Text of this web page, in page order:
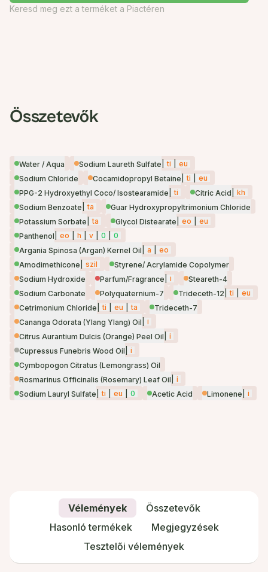
Keresd meg ezt a terméket a Piactéren
Összetevők
Water / Aqua Sodium Laureth Sulfate ti
eu
Sodium Chloride
Cocamidopropyl Betaine ti
eu
PPG-2 Hydroxyethyl Coco/ Isostearamide
ti Citric Acid
kh
Sodium Benzoate
ta
Guar Hydroxypropyltrimonium Chloride
Potassium Sorbate
ta Glycol Distearate eo
eu
Panthenol
eo h v 0
0
Argania Spinosa (Argan) Kernel Oil
a
eo
Amodimethicone
szil
Styrene/ Acrylamide Copolymer
Sodium Hydroxide
Parfum/Fragrance i
Steareth-4
Sodium Carbonate
Polyquaternium-7 Trideceth-12 ti
eu
Cetrimonium Chloride
ti eu ta
Trideceth-7
Cananga Odorata (Ylang Ylang) Oil
i
Citrus Aurantium Dulcis (Orange) Peel Oil
i
Cupressus Funebris Wood Oil
i
Cymbopogon Citratus (Lemongrass) Oil
Rosmarinus Officinalis (Rosemary) Leaf Oil
i
Sodium Lauryl Sulfate
ti eu 0 Acetic Acid Limonene i
Vélemények
Összetevők
Hasonló termékek
Megjegyzések
Tesztelői vélemények